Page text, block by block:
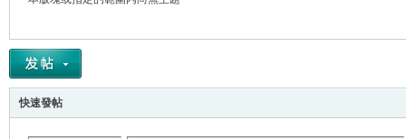
快速發帖